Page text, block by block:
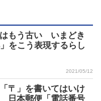
もう古い いまどき
をこう表現するらし
2021/05/12
〒」を書いてはいけ
日本郵便「電話番号